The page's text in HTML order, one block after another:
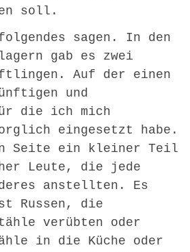
soll.
sagen. In den
gab es zwei
Auf der einen
und
die ich mich
eingesetzt habe.
Seite ein kleiner Teil
Leute, die jede
anstellten. Es
Russen, die
verübten oder
in die Küche oder